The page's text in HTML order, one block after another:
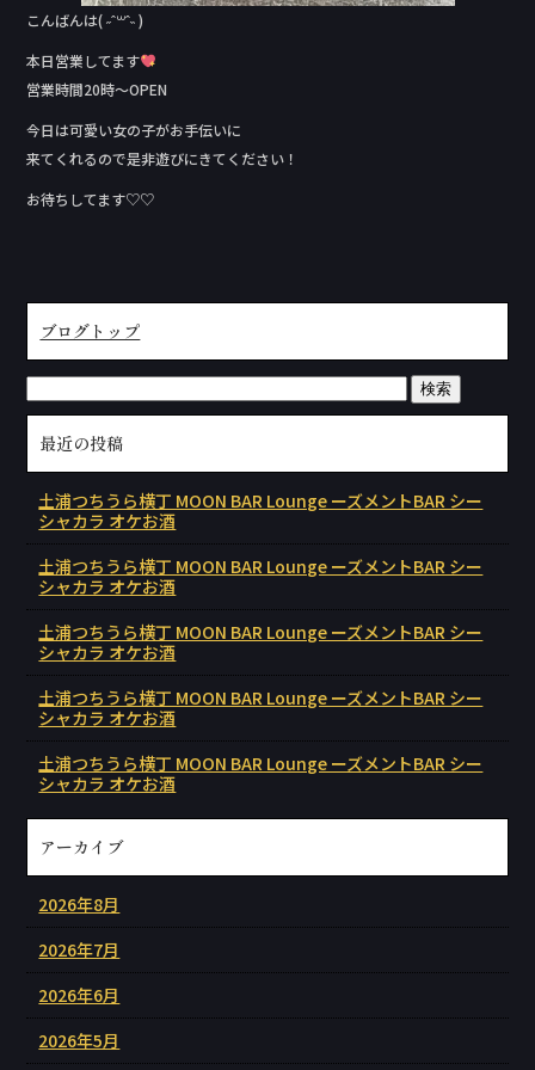
こんばんは( ˶ˆ꒳ˆ˵ )
本日営業してます
営業時間20時～OPEN
今日は可愛い女の子がお手伝いに
来てくれるので是非遊びにきてください！
お待ちしてます♡♡
ブログトップ
最近の投稿
土浦つちうら横丁 MOON BAR Lounge ーズメントBAR シー
シャカラ オケお酒
土浦つちうら横丁 MOON BAR Lounge ーズメントBAR シー
シャカラ オケお酒
土浦つちうら横丁 MOON BAR Lounge ーズメントBAR シー
シャカラ オケお酒
土浦つちうら横丁 MOON BAR Lounge ーズメントBAR シー
シャカラ オケお酒
土浦つちうら横丁 MOON BAR Lounge ーズメントBAR シー
シャカラ オケお酒
アーカイブ
2026年8月
2026年7月
2026年6月
2026年5月